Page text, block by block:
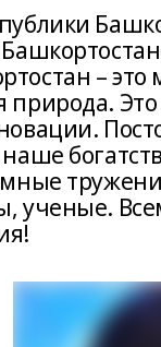
– это
природа.
ученые.